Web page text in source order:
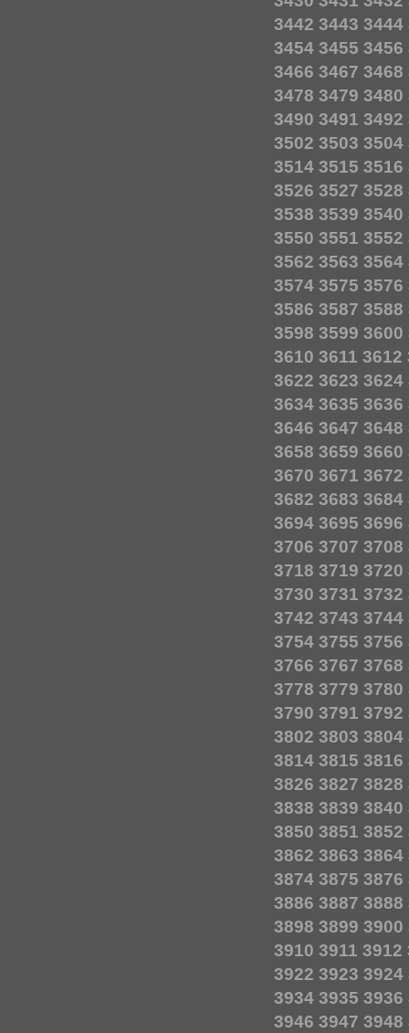
3442 3443 3444
3454 3455 3456
3466 3467 3468
3478 3479 3480
3490 3491 3492
3502 3503 3504
3514 3515 3516
3526 3527 3528
3538 3539 3540
3550 3551 3552
3562 3563 3564
3574 3575 3576
3586 3587 3588
3598 3599 3600
3610 3611 3612
3622 3623 3624
3634 3635 3636
3646 3647 3648
3658 3659 3660
3670 3671 3672
3682 3683 3684
3694 3695 3696
3706 3707 3708
3718 3719 3720
3730 3731 3732
3742 3743 3744
3754 3755 3756
3766 3767 3768
3778 3779 3780
3790 3791 3792
3802 3803 3804
3814 3815 3816
3826 3827 3828
3838 3839 3840
3850 3851 3852
3862 3863 3864
3874 3875 3876
3886 3887 3888
3898 3899 3900
3910 3911 3912
3922 3923 3924
3934 3935 3936
3946 3947 3948